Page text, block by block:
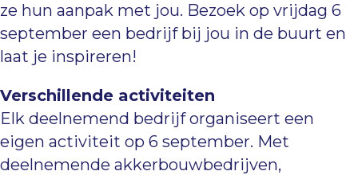
ze hun aanpak met jou. Bezoek op vrijdag 6
september een bedrijf bij jou in de buurt en
laat je inspireren!
Verschillende activiteiten
Elk deelnemend bedrijf organiseert een
eigen activiteit op 6 september. Met
deelnemende akkerbouwbedrijven,